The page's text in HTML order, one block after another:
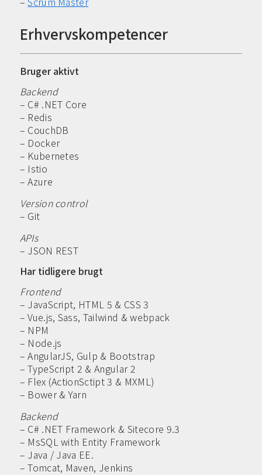
Erhvervskompetencer
Bruger aktivt
Backend
– C# .NET Core
– Redis
– CouchDB
– Docker
– Kubernetes
– Istio
– Azure
Version control
– Git
APIs
– JSON REST
Har tidligere brugt
Frontend
– JavaScript, HTML 5 & CSS 3
– Vue.js, Sass, Tailwind & webpack
– NPM
– Node.js
– AngularJS, Gulp & Bootstrap
– TypeScript 2 & Angular 2
– Flex (ActionSctipt 3 & MXML)
– Bower & Yarn
Backend
– C# .NET Framework & Sitecore 9.3
– MsSQL with Entity Framework
– Java / Java EE.
– Tomcat, Maven, Jenkins